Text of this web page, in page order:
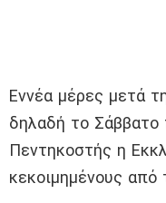
Εννέα μέρες μετά
δηλαδή το Σάββατο
Πεντηκοστής η
κεκοιμημένους από